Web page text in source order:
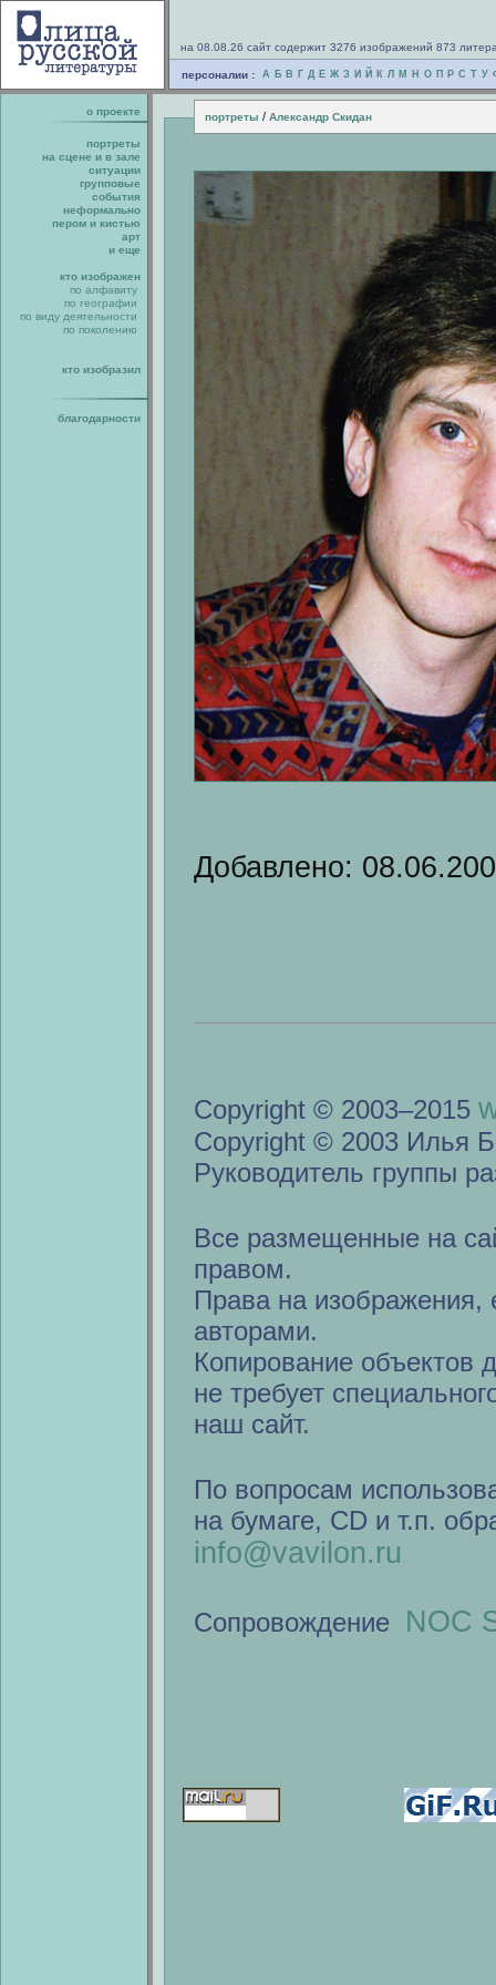
на 08.08.26 сайт содержит 3276 изображений 873
персоналии : А Б В Г Д Е Ж З И Й К Л М Н О П Р С Т У
о проекте портреты / Александр Скидан
портреты
на сцене и в зале
ситуации
групповые
события
неформально
пером и кистью
арт
и еще
кто изображен
по алфавиту
по географии
по виду деятельности
по поколению
кто изобразил
благодарности
Добавлено:
Copyright © 2003–2015
Copyright © 2003 Илья
Руководитель группы
Все размещенные на
правом.
Права на изображения,
авторами.
Копирование объектов
не требует
наш сайт.
По вопросам
на бумаге, CD и т.п.
info@vavilon.ru
Сопровождение NOC